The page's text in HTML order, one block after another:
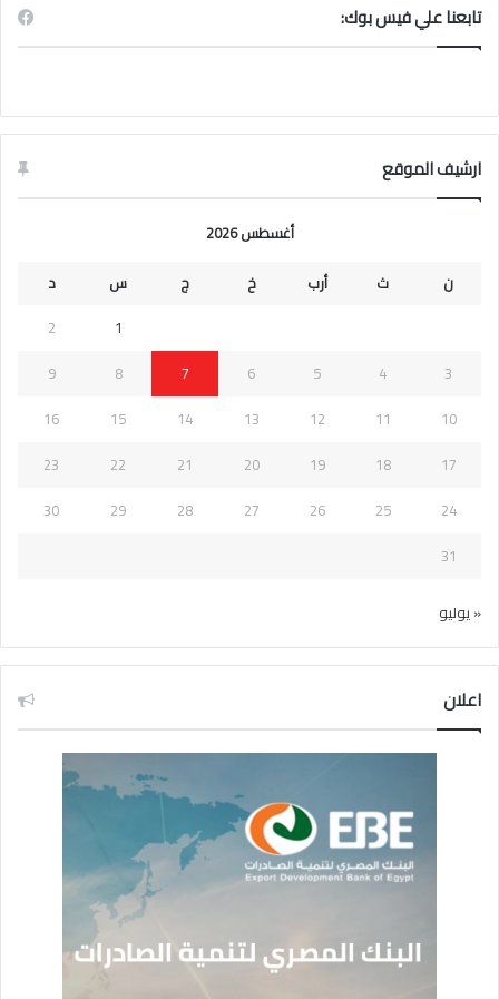
تابعنا علي فيس بوك:
ارشيف الموقع
أغسطس 2026
ن
ث أرب خ ج س
د
1
2
3
4
5
6
7
8
9
10
11
12
13
14
15
16
17
18
19
20
21
22
23
24
25
26
27
28
29
30
31
« يوليو
اعلان